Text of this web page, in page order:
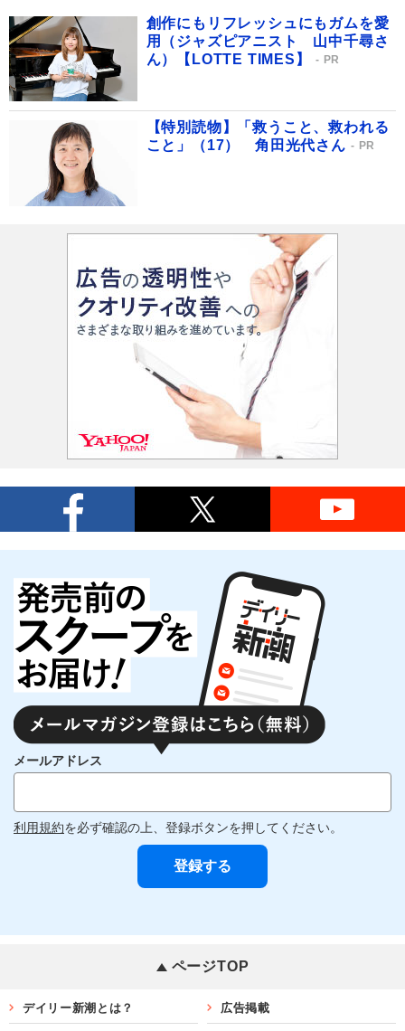
創作にもリフレッシュにもガムを愛
用（ジャズピアニスト 山中千尋さ
ん）【LOTTE TIMES】
PR
【特別読物】「救うこと、救われる
こと」（17） 角田光代さん
PR
メールアドレス
利用規約を必ず確認の上、登録ボタンを押してください。
ページTOP
デイリー新潮とは？ 広告掲載